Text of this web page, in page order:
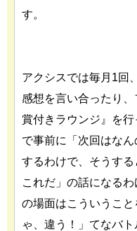
す。
アクシスでは毎月1回
感想を言い合ったり
賞付きラウンジ』を
で事前に「次回はな
するわけで、そうす
これだ」の話になる
の場面はこういうこ
ゃ、違う！」てなバ